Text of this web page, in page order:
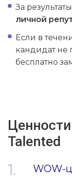
За
личной
Если в
кандидат не
бесплатно
Talented
WOW-